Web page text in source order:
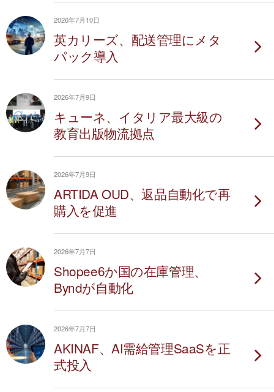
2026年7月10日
英カリーズ、配送管理にメタ
パック導入
2026年7月9日
キューネ、イタリア最大級の
教育出版物流拠点
2026年7月9日
ARTIDA OUD、返品自動化で再
購入を促進
2026年7月7日
Shopee6か国の在庫管理、
Byndが自動化
2026年7月7日
AKINAF、AI需給管理SaaSを正
式投入